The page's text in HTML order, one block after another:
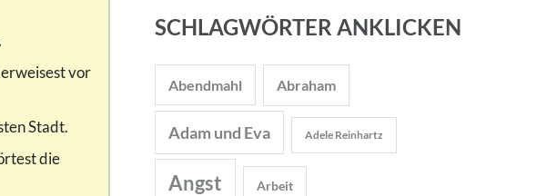
vor
Stadt.
die
SCHLAGWÖRTER ANKLICKEN
Abendmahl Abraham
Adam und Eva Adele Reinhartz
Angst Arbeit